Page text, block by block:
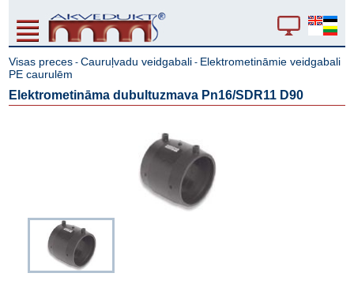
Visas preces -Cauruļvadu veidgabali - Elektrometināmie veidgabali
PE caurulēm
Elektrometināma dubultuzmava Pn16/SDR11 D90